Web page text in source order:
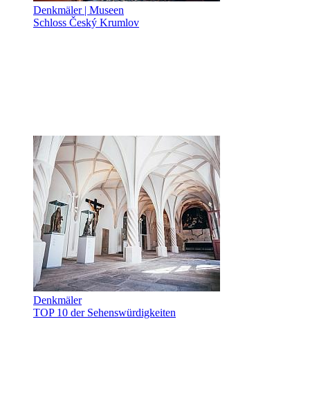
Denkmäler | Museen
Schloss Český Krumlov
Denkmäler
TOP 10 der Sehenswürdigkeiten